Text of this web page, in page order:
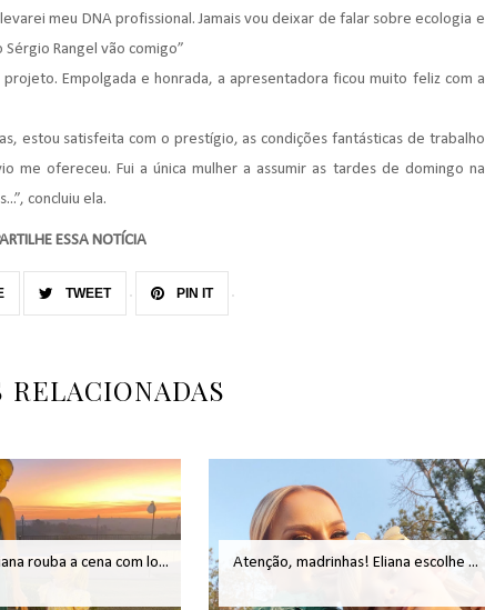
meu DNAprofissional. Jamais vou deixar de falar sobre ecologia e
Sérgio Rangel vão comigo”
projeto. Empolgada e honrada, a apresentadora ficou muito feliz com a
estou satisfeita com o prestígio, as condições fantásticas de trabalho
me ofereceu. Fui a única mulher a assumir as tardes de domingo na
concluiu ela.
ESSA NOTÍCIA
TWEET PIN IT
RELACIONADAS
rouba a cena com lo... Atenção, madrinhas! Eliana escolhe ...